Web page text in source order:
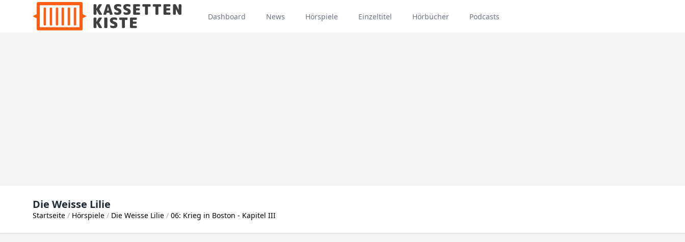
Dashboard News Hörspiele Einzeltitel Hörbücher Podcasts
Die Weisse Lilie
Startseite Hörspiele Die Weisse Lilie 06: Krieg in Boston - Kapitel III